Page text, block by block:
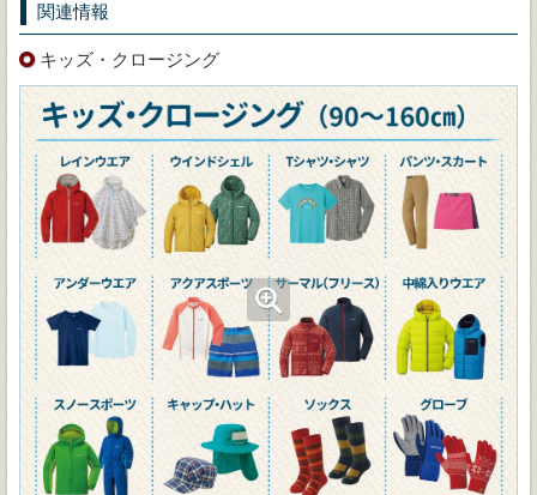
関連情報
キッズ・クロージング